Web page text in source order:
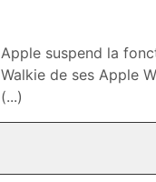
Apple suspend la
Walkie de ses Apple
(...)